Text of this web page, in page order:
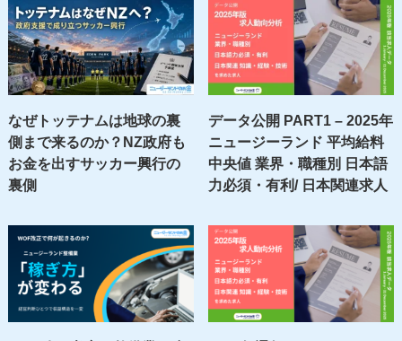
なぜトッテナムは地球の裏
側まで来るのか？NZ政府も
お金を出すサッカー興行の
裏側
データ公開 PART1 – 2025年
ニュージーランド 平均給料
中央値 業界・職種別 日本語
力必須・有利/ 日本関連求人